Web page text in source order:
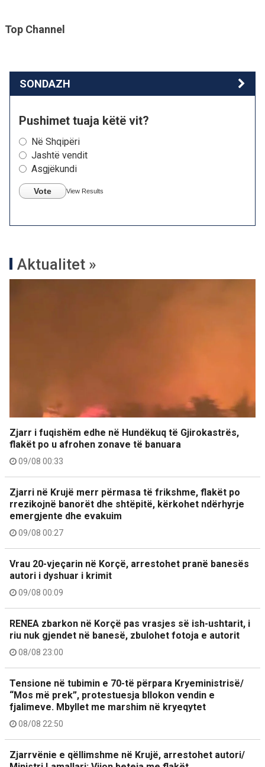
Top Channel
SONDAZH
Pushimet tuaja këtë vit?
Në Shqipëri
Jashtë vendit
Asgjëkundi
Vote View Results
Aktualitet »
Zjarr i fuqishëm edhe në Hundëkuq të Gjirokastrës,
flakët po u afrohen zonave të banuara
09/08 00:33
Zjarri në Krujë merr përmasa të frikshme, flakët po
rrezikojnë banorët dhe shtëpitë, kërkohet ndërhyrje
emergjente dhe evakuim
09/08 00:27
Vrau 20-vjeçarin në Korçë, arrestohet pranë banesës
autori i dyshuar i krimit
09/08 00:09
RENEA zbarkon në Korçë pas vrasjes së ish-ushtarit, i
riu nuk gjendet në banesë, zbulohet fotoja e autorit
08/08 23:00
Tensione në tubimin e 70-të përpara Kryeministrisë/
“Mos më prek”, protestuesja bllokon vendin e
fjalimeve. Mbyllet me marshim në kryeqytet
08/08 22:50
Zjarrvënie e qëllimshme në Krujë, arrestohet autori/